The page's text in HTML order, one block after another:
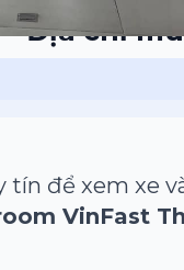
Địa chỉ
để xem xe
VinFast